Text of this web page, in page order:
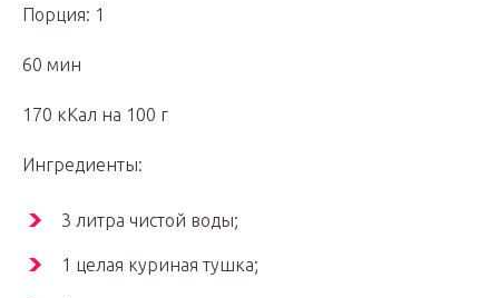
Порция: 1
60 мин
170 кКал на 100 г
Ингредиенты:
3 литра чистой воды;
1 целая куриная тушка;